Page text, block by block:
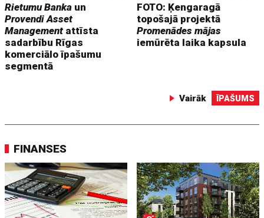
Rietumu Banka un
Provendi Asset
Management attīsta
sadarbību Rīgas
komerciālo īpašumu
segmentā
FOTO: Ķengaragā
topošajā projektā
Promenādes mājas
iemūrēta laika kapsula
Vairāk ĪPAŠUMS
FINANSES